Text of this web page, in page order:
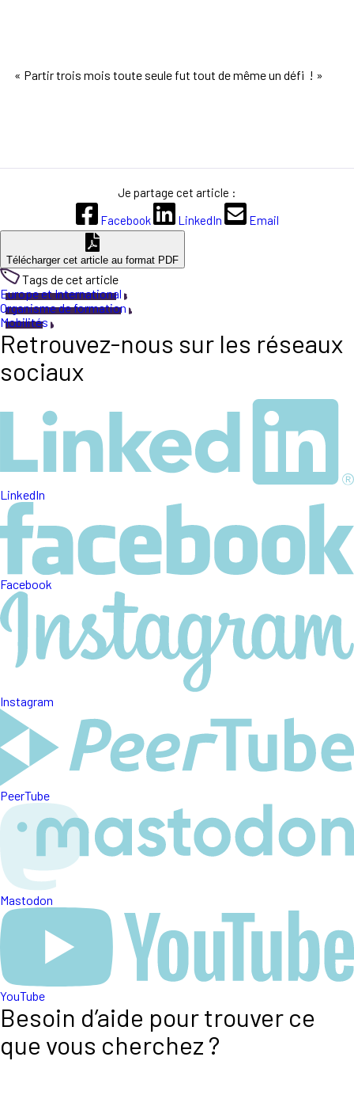
« Partir trois mois toute seule fut tout de même un défi ! »
Je partage cet article :
Facebook
LinkedIn Email
Télécharger cet article au format PDF
Tags de cet article
Europe et International
Organisme de formation
Mobilités
Retrouvez-nous sur les réseaux
sociaux
LinkedIn
Facebook
Instagram
PeerTube
Mastodon
YouTube
Besoin d’aide pour trouver ce
que vous cherchez ?